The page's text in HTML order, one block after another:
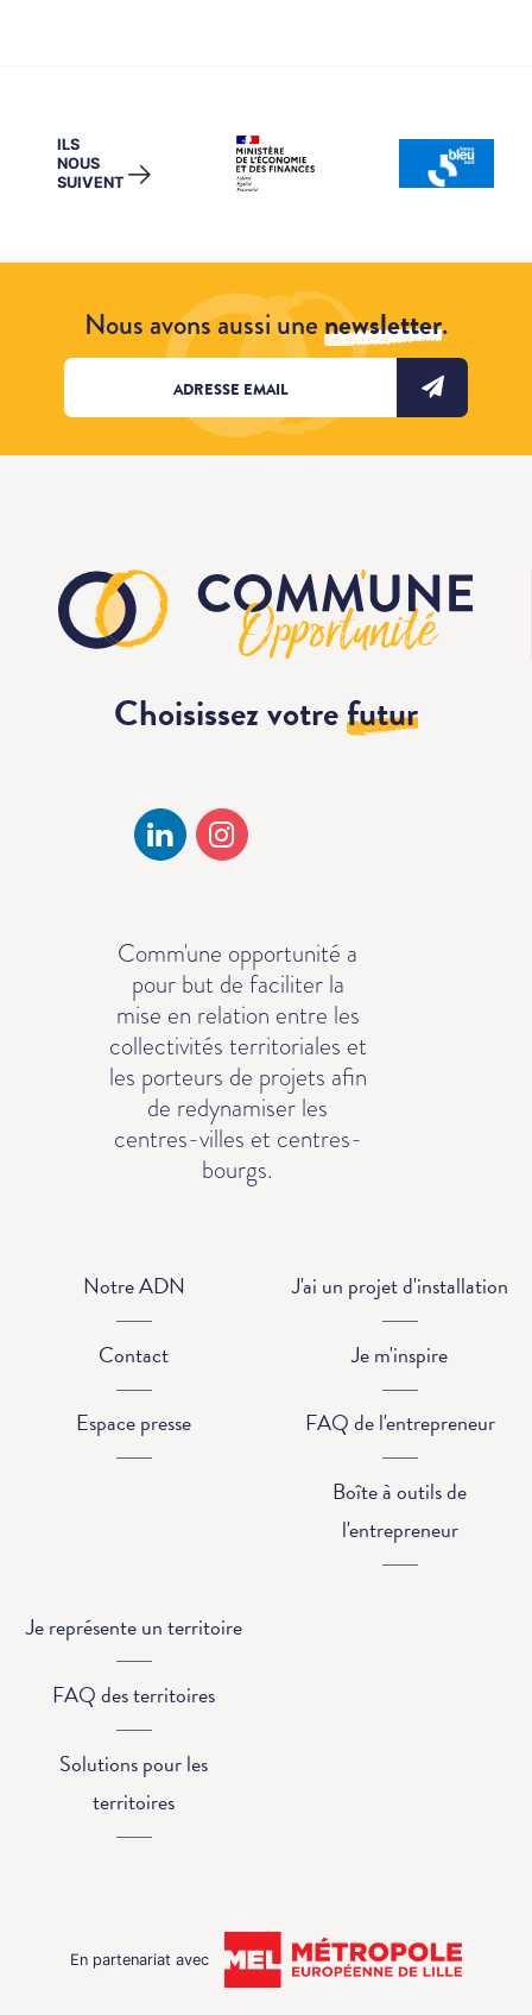
ILS
NOUS
SUIVENT →
Nous avons aussi unenewsletter.
Choisissez votrefutur
Comm'une opportunité a
pour but de faciliter la
mise en relation entre les
collectivités territoriales et
les porteurs de projets afin
de redynamiser les
centres-villes et centres-
bourgs.
Notre ADN
Contact
Espace presse
J'ai un projet d'installation
Je m'inspire
FAQ de l'entrepreneur
Boîte à outils de
l'entrepreneur
Je représente un territoire
FAQ des territoires
Solutions pour les
territoires
En partenariat avec